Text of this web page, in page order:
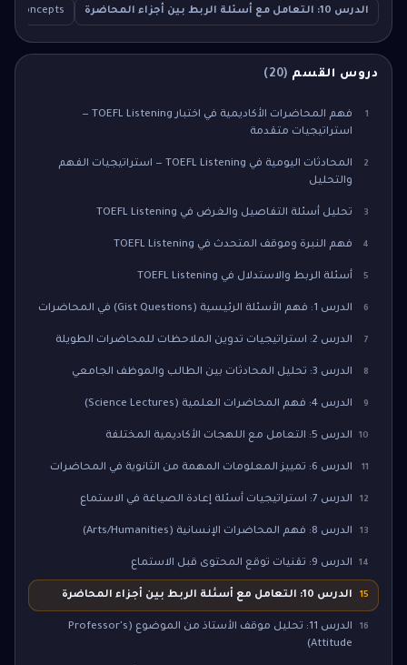
الدرس 10: التعامل مع أسئلة الربط بين أجزاء المحاضرة Concepts
دروس القسم (
20
)
1
فهم المحاضرات الأكاديمية في اختبار TOEFL Listening —
استراتيجيات متقدمة
2
المحادثات اليومية في TOEFL Listening — استراتيجيات الفهم
والتحليل
3 تحليل أسئلة التفاصيل والغرض في TOEFL Listening
4 فهم النبرة وموقف المتحدث في TOEFL Listening
5 أسئلة الربط والاستدلال في TOEFL Listening
6 الدرس 1: فهم الأسئلة الرئيسية (Gist Questions) في المحاضرات
7 الدرس 2: استراتيجيات تدوين الملاحظات للمحاضرات الطويلة
8 الدرس 3: تحليل المحادثات بين الطالب والموظف الجامعي
9 الدرس 4: فهم المحاضرات العلمية (Science Lectures)
10 الدرس 5: التعامل مع اللهجات الأكاديمية المختلفة
11 الدرس 6: تمييز المعلومات المهمة من الثانوية في المحاضرات
12 الدرس 7: استراتيجيات أسئلة إعادة الصياغة في الاستماع
13 الدرس 8: فهم المحاضرات الإنسانية (Arts/Humanities)
14 الدرس 9: تقنيات توقع المحتوى قبل الاستماع
15 الدرس 10: التعامل مع أسئلة الربط بين أجزاء المحاضرة
16
الدرس 11: تحليل موقف الأستاذ من الموضوع (Professor's
Attitude)